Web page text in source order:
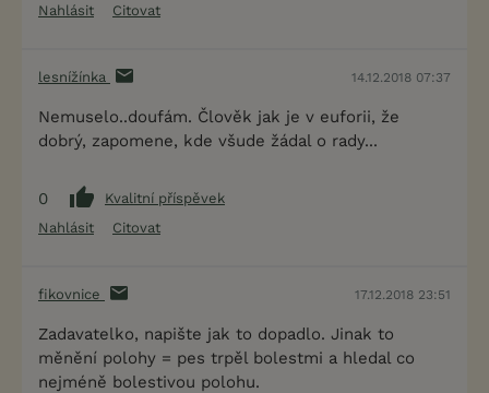
Nahlásit
Citovat
lesnížínka 14.12.2018 07:37
Nemuselo..doufám. Člověk jak je v euforii, že
dobrý, zapomene, kde všude žádal o rady...
0
Kvalitní příspěvek
Nahlásit
Citovat
fikovnice 17.12.2018 23:51
Zadavatelko, napište jak to dopadlo. Jinak to
měnění polohy = pes trpěl bolestmi a hledal co
nejméně bolestivou polohu.